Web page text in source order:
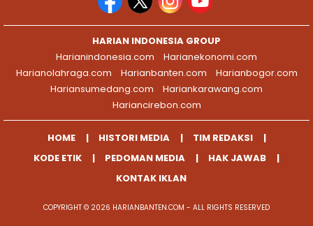
HARIAN INDONESIA GROUP
Harianindonesia.com
Harianekonomi.com
Harianolahraga.com
Harianbanten.com
Harianbogor.com
Hariansumedang.com
Hariankarawang.com
Hariancirebon.com
HOME HISTORI MEDIA
TIM REDAKSI
KODE ETIK
PEDOMAN MEDIA
HAK JAWAB
KONTAK IKLAN
COPYRIGHT © 2026 HARIANBANTEN.COM - ALL RIGHTS RESERVED